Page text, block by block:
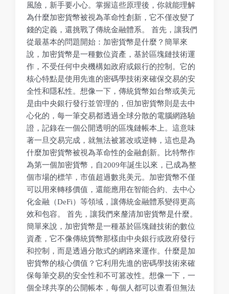
風險，新手要小心。掌握這些原理後，你就能理解
為什麼加密貨幣被視為革命性創新，它不僅改變了
錢的定義，還挑戰了傳統金融體系。 首先，讓我們
從最基本的問題開始：加密貨幣是什麼？簡單來
說，加密貨幣是一種數位資產，基於區塊鏈技術運
作，不受任何中央機構如政府或銀行的控制。它的
核心特點是使用先進的密碼學技術來確保交易的安
全性和隱私性。想像一下，傳統貨幣如台幣或美元
是由中央銀行發行並管理的，但加密貨幣則是去中
心化的，每一筆交易都透過全球分散的電腦網路驗
證，記錄在一個公開透明的區塊鏈帳本上。這意味
著一旦交易完成，就無法被篡改或逆轉，這也是為
什麼加密貨幣被視為革命性的金融創新。比特幣作
為第一個加密貨幣，自2009年誕生以來，已成為整
個市場的標竿，市值超過數兆美元。加密貨幣不僅
可以用來轉移價值，還能應用在智能合約、去中心
化金融（DeFi）等領域，讓傳統金融體系變得更高
效和包容。 首先，讓我們來釐清加密貨幣是什麼。
簡單來說，加密貨幣是一種基於區塊鏈技術的數位
資產，它不像傳統貨幣那樣由中央銀行或政府發行
和控制，而是透過分散式的網路來運作。什麼是加
密貨幣的核心價值？它利用先進的密碼學技術來確
保每筆交易的安全性和不可篡改性。想像一下，一
個全球共享的公開帳本，每個人都可以查看但無法